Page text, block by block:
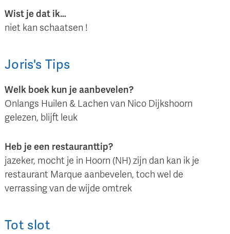
Wist je dat ik…
niet kan schaatsen !
Joris's Tips
Welk boek kun je aanbevelen?
Onlangs Huilen & Lachen van Nico Dijkshoorn
gelezen, blijft leuk
Heb je een restauranttip?
jazeker, mocht je in Hoorn (NH) zijn dan kan ik je
restaurant Marque aanbevelen, toch wel de
verrassing van de wijde omtrek
Tot slot